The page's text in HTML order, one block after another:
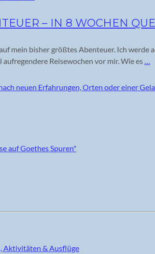
– IN 8 WOCHEN
mein bisher größtes Abenteuer. Ich
Reisewochen vor mir. Wie es
Aktivitäten & Ausflüge